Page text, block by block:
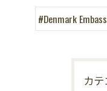
#Denmark
カ